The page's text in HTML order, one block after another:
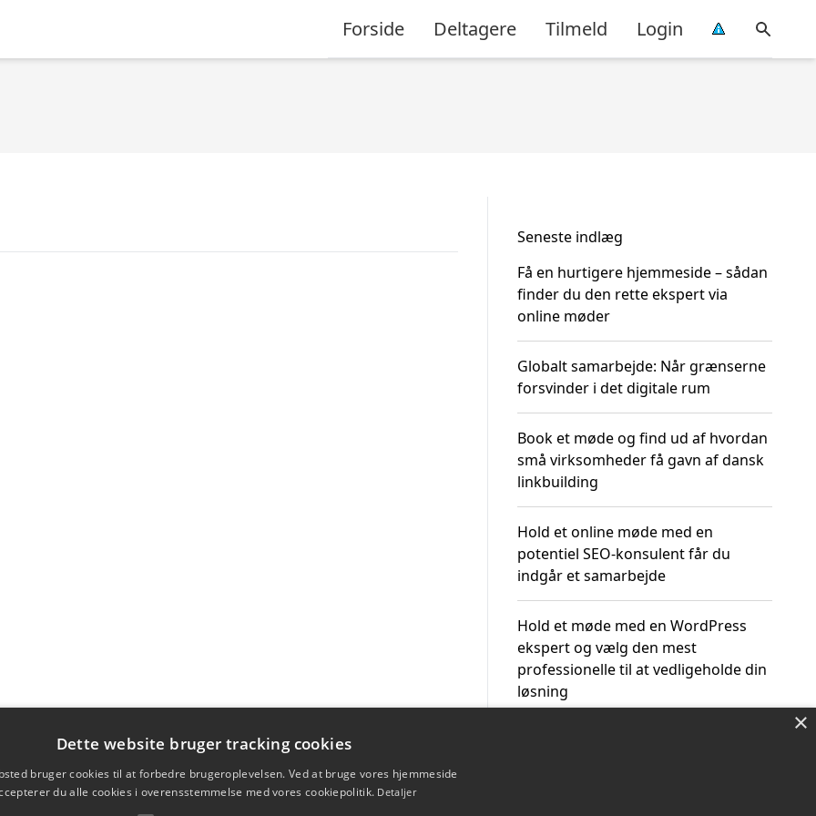
Forside Deltagere Tilmeld Login
Seneste indlæg
Få en hurtigere hjemmeside – sådan
finder du den rette ekspert via
online møder
Globalt samarbejde: Når grænserne
forsvinder i det digitale rum
Book et møde og find ud af hvordan
små virksomheder få gavn af dansk
linkbuilding
Hold et online møde med en
potentiel SEO-konsulent får du
indgår et samarbejde
Hold et møde med en WordPress
ekspert og vælg den mest
professionelle til at vedligeholde din
løsning
×
Dette website bruger tracking cookies
bruger cookies til at forbedre brugeroplevelsen. Ved at bruge vores hjemmeside
du alle cookies i overensstemmelse med vores cookiepolitik. Detaljer